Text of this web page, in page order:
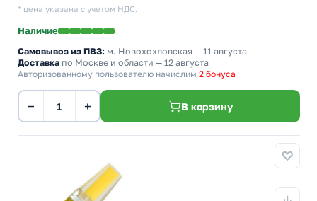
* цена указана с учетом НДС.
Наличие
Самовывоз из ПВЗ: м. Новохохловская — 11 августа
Доставка по Москве и области — 12 августа
Авторизованному пользователю начислим 2 бонуса
− + В корзину